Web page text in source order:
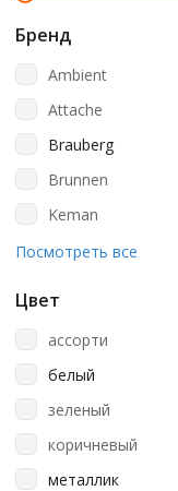
Бренд
Ambient
Attache
Brauberg
Brunnen
Keman
Laima
Merida
Staff
Посмотреть все
Цвет
ассорти
белый
зеленый
коричневый
металлик